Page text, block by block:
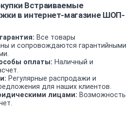
Встраиваемые
в интернет-магазине ШОП-
Все товары
и сопровождаются гарантийными
оплаты: Наличный и
Регулярные распродажи и
для наших клиентов.
лицами: Возможность